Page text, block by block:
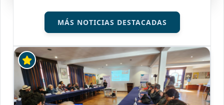
MÁS NOTICIAS DESTACADAS